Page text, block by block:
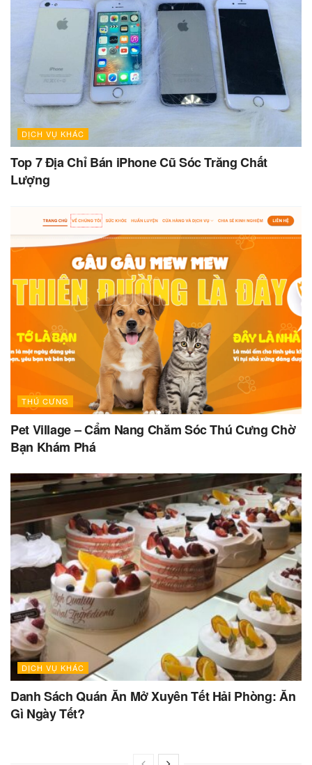
DỊCH VỤ KHÁC
Top 7 Địa Chỉ Bán iPhone Cũ Sóc Trăng Chất
Lượng
THÚ CƯNG
Pet Village – Cẩm Nang Chăm Sóc Thú Cưng Chờ
Bạn Khám Phá
DỊCH VỤ KHÁC
Danh Sách Quán Ăn Mở Xuyên Tết Hải Phòng: Ăn
Gì Ngày Tết?